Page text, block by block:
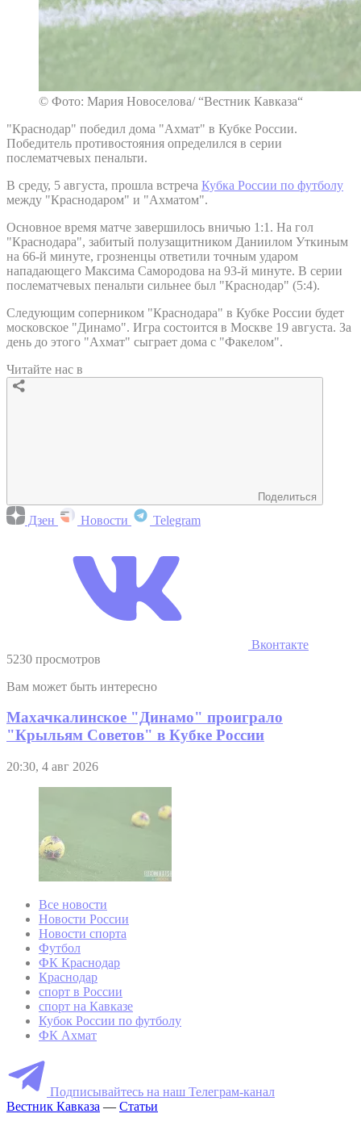
© Фото: Мария Новоселова/ “Вестник Кавказа“
"Краснодар" победил дома "Ахмат" в Кубке России.
Победитель противостояния определился в серии
послематчевых пенальти.
В среду, 5 августа, прошла встреча Кубка России по футболу
между "Краснодаром" и "Ахматом".
Основное время матче завершилось вничью 1:1. На гол
"Краснодара", забитый полузащитником Даниилом Уткиным
на 66-й минуте, грозненцы ответили точным ударом
нападающего Максима Самородова на 93-й минуте. В серии
послематчевых пенальти сильнее был "Краснодар" (5:4).
Следующим соперником "Краснодара" в Кубке России будет
московское "Динамо". Игра состоится в Москве 19 августа. За
день до этого "Ахмат" сыграет дома с "Факелом".
Читайте нас в
Поделиться
Дзен Новости Telegram
Вконтакте
5230 просмотров
Вам может быть интересно
Махачкалинское "Динамо" проиграло
"Крыльям Советов" в Кубке России
20:30, 4 авг 2026
Все новости
Новости России
Новости спорта
Футбол
ФК Краснодар
Краснодар
спорт в России
спорт на Кавказе
Кубок России по футболу
ФК Ахмат
Подписывайтесь на наш Телеграм-канал
Вестник Кавказа — Статьи